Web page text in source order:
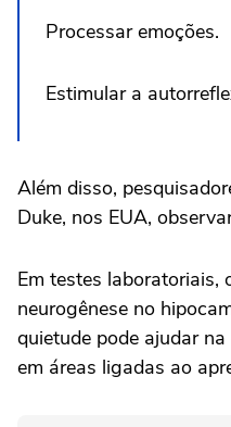
Processar emoções.
Estimular a
Além disso,
Duke, nos EUA,
Em testes laboratoriais,
neurogênese no
quietude pode ajudar
em áreas ligadas ao